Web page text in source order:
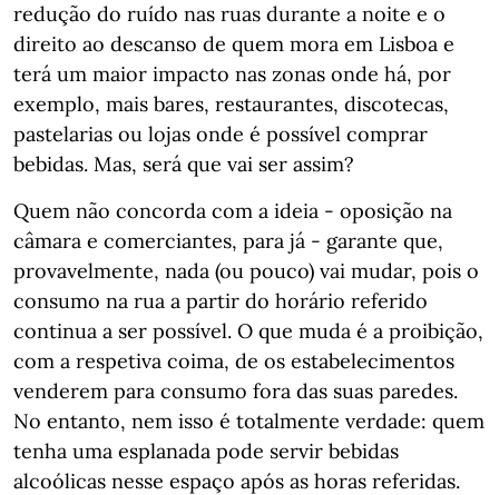
redução do ruído nas ruas durante a noite e o
direito ao descanso de quem mora em Lisboa e
terá um maior impacto nas zonas onde há, por
exemplo, mais bares, restaurantes, discotecas,
pastelarias ou lojas onde é possível comprar
bebidas. Mas, será que vai ser assim?
Quem não concorda com a ideia - oposição na
câmara e comerciantes, para já - garante que,
provavelmente, nada (ou pouco) vai mudar, pois o
consumo na rua a partir do horário referido
continua a ser possível. O que muda é a proibição,
com a respetiva coima, de os estabelecimentos
venderem para consumo fora das suas paredes.
No entanto, nem isso é totalmente verdade: quem
tenha uma esplanada pode servir bebidas
alcoólicas nesse espaço após as horas referidas.